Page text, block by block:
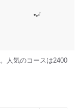
人気のコースは2400